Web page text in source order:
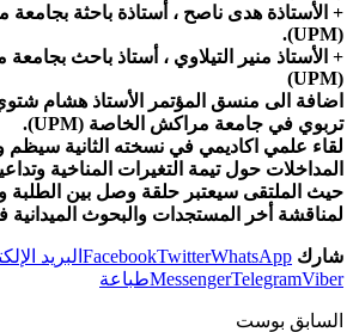
+ الأستاذة هدى ناصح ، أستاذة باحثة
(UPM).
+ الأستاذ منير التيلاوي ، أستاذ باحث
(UPM)
اضافة الى منسق المؤتمر الأستاذ هشام
تربوي في جامعة مراكش الخاصة (UPM).
لقاء علمي اكاديمي في نسخته الثانية
المداخلات حول تيمة التغيرات المناخية
حيث الملتقى سيعتبر حلقة وصل بين الطلبة
لمناقشة أخر المستجدات والبحوث الميدانية
شارك FacebookTwitterWhatsApp البريد
MessengerTelegramViber طباعة
السابق بوست